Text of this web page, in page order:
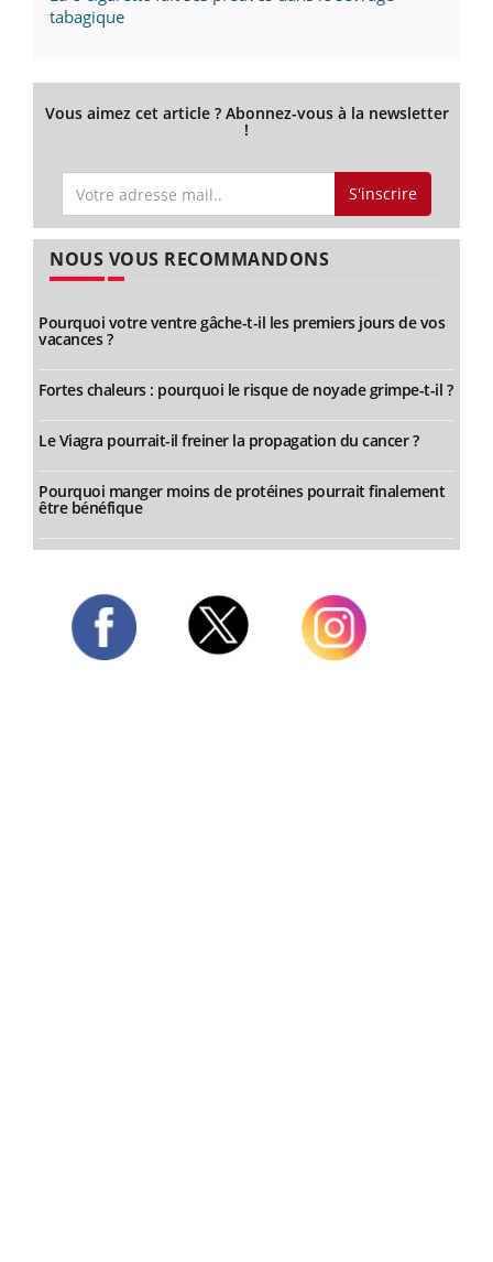
tabagique
Vous aimez cet article ? Abonnez-vous à la newsletter
!
S'inscrire
NOUS VOUS RECOMMANDONS
Pourquoi votre ventre gâche-t-il les premiers jours de vos
vacances ?
Fortes chaleurs : pourquoi le risque de noyade grimpe-t-il ?
Le Viagra pourrait-il freiner la propagation du cancer ?
Pourquoi manger moins de protéines pourrait finalement
être bénéfique